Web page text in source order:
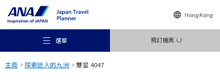
Hong Kong
選單 預訂機票
主頁 探索迷人的九洲 雙星 4047